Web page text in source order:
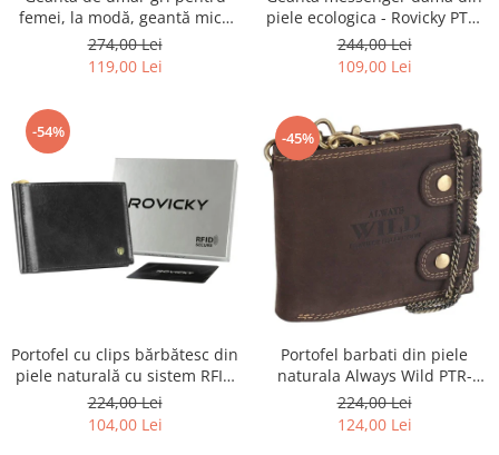
femei, la modă, geantă mică
urbană cu fermoar, piele
ecologică - Peterson PTR-PTN
274,00 Lei
119,00 Lei
piele ecologica - Rovicky PTR-
R-TOR-ALE-2-3776 SIL
244,00 Lei
109,00 Lei
-54%
Portofel cu clips bărbătesc din
piele naturală cu sistem RFID
- Rovicky PTR-N1908-RVT-9799
BLACK
224,00 Lei
104,00 Lei
-45%
Portofel barbati din piele
naturala Always Wild PTR-
2900-BIC
224,00 Lei
124,00 Lei